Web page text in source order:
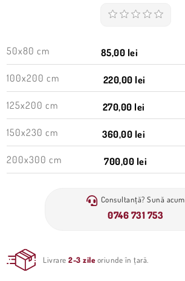
50x80 cm 85,00 lei
100x200 cm 220,00 lei
125x200 cm 270,00 lei
150x230 cm 360,00 lei
200x300 cm 700,00 lei
Consultanță? Sună acum
0746 731 753
Livrare2-3 zile oriunde în țară.